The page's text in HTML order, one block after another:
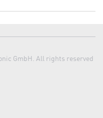
GmbH. All rights reserved